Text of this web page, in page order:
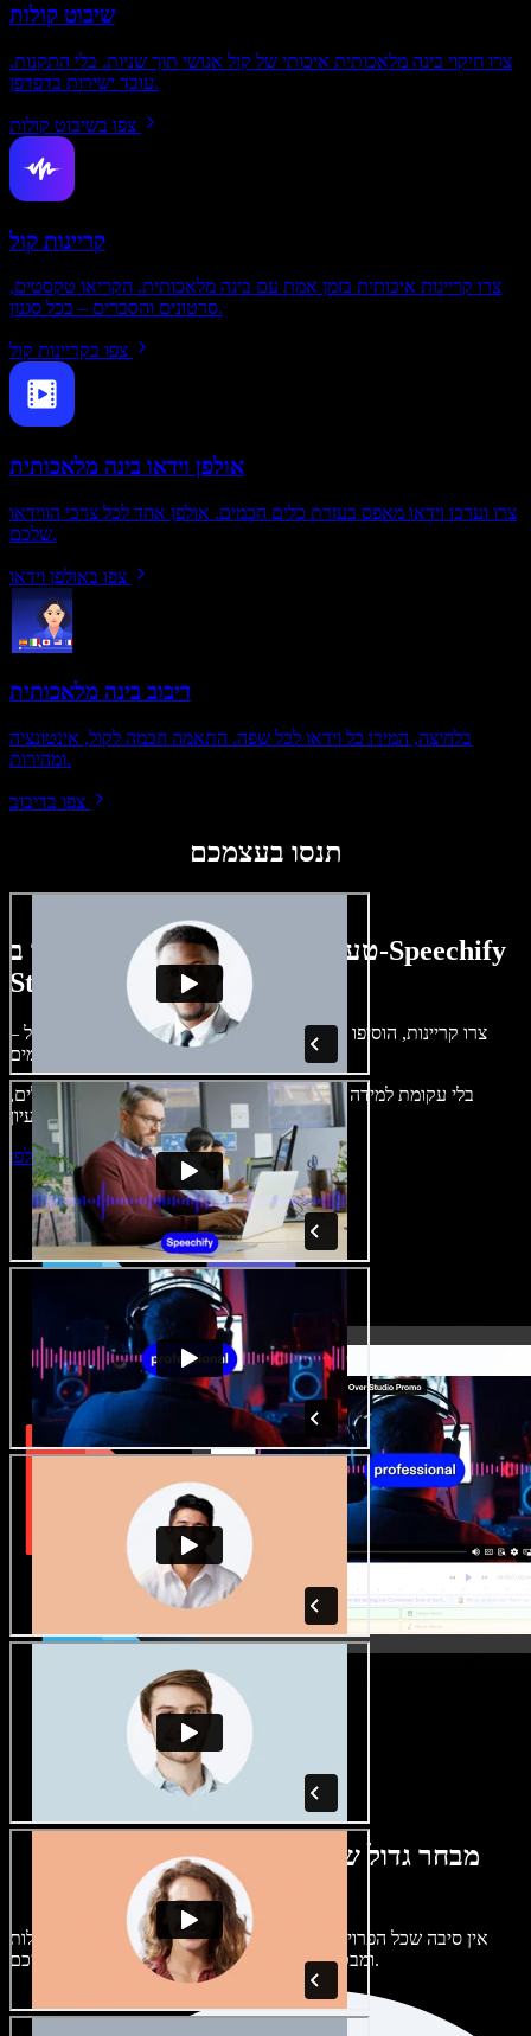
שיבוט קולות
צרו חיקוי בינה מלאכותית איכותי של קול אנושי תוך שניות. בלי התקנות.
עובד ישירות בדפדפן.
צפו בשיבוט קולות
קריינות קול
צרו קריינות איכותית בזמן אמת עם בינה מלאכותית. הקריאו טקסטים,
סרטונים והסברים – בכל סגנון.
צפו בקריינות קול
אולפן וידאו בינה מלאכותית
צרו וערכו וידאו מאפס בעזרת כלים חכמים. אולפן אחד לכל צרכי הווידאו
שלכם.
צפו באולפן וידאו
דיבוב בינה מלאכותית
בלחיצה, המירו כל וידאו לכל שפה. התאמה חכמה לקול, אינטונציה
ומהירות.
צפו בדיבוב
תנסו בעצמכם
טעימה קטנה ממה שתוכלו ליצור ב-Speechify
Studio.
צרו קריינות, הוסיפו תמונות ללא זכויות, אודיו, סרטונים ושיבוט קול –
בלי עקומת למידה – הכול זמין בדפדפן. יוצרי תוכן כבר לא מוגבלים,
התחילו ליצור באולפן
מבחר גדול של קולות נשים וגברים במגוון
מבטאים
אין סיבה שכל הפרויקטים יישמעו אותו דבר. בחרו מתוך מאות קולות
ומבטאים של בינה מלאכותית והתאימו אותם אליכם.